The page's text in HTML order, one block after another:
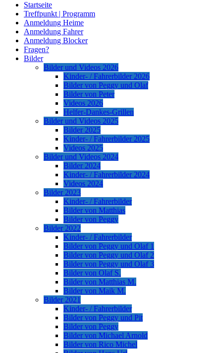
Startseite
Treffpunkt | Programm
Anmeldung Heime
Anmeldung Fahrer
Anmeldung Blocker
Fragen?
Bilder
Bilder und Videos 2026
Kinder- / Fahrerbilder 2026
Bilder von Peggy und Olaf
Bilder von Peter
Videos 2026
Helfer-Dankes-Grillen
Bilder und Videos 2025
Bilder 2025
Kinder- / Fahrerbilder 2025
Videos 2025
Bilder und Videos 2024
Bilder 2024
Kinder- / Fahrerbilder 2024
Videos 2024
Bilder 2023
Kinder- / Fahrerbilder
Bilder von Matthias
Bilder von Peggy
Bilder 2022
Kinder- / Fahrerbilder
Bilder von Peggy und Olaf 1
Bilder von Peggy und Olaf 2
Bilder von Peggy und Olaf 3
Bilder von Olaf S.
Bilder von Matthias M.
Bilder von Maik M.
Bilder 2021
Kinder- / Fahrerbilder
Bilder von Peggy und Pit
Bilder von Peggy
Bilder von Michael Arnold
Bilder von Rico Michel